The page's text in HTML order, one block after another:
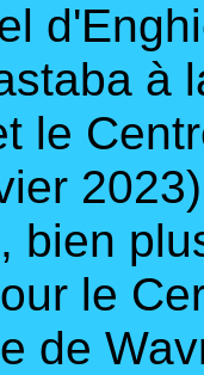
à
le
2023)
bien
le
de